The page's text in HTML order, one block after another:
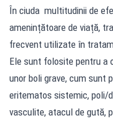
În ciuda multitudinii de
amenințătoare de viață,
frecvent utilizate în
Ele sunt folosite pentru a
unor boli grave, cum sunt
eritematos sistemic, poli/
vasculite, atacul de gută,